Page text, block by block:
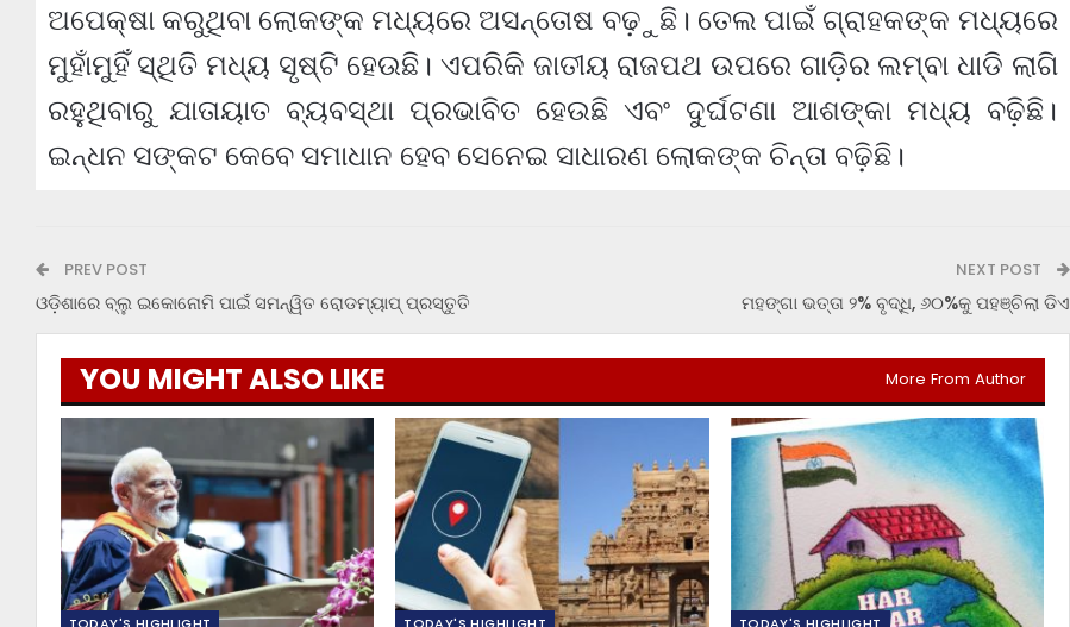
ଅପେକ୍ଷା କରୁଥିବା ଲୋକଙ୍କ ମଧ୍ୟରେ ଅସନ୍ତୋଷ ବଢ଼ୁଛି। ତେଲ ପାଇଁ ଗ୍ରାହକଙ୍କ ମଧ୍ୟରେ
ମୁହାଁମୁହିଁ ସ୍ଥିତି ମଧ୍ୟ ସୃଷ୍ଟି ହେଉଛି। ଏପରିକି ଜାତୀୟ ରାଜପଥ ଉପରେ ଗାଡ଼ିର ଲମ୍ବା ଧାଡି ଲାଗି
ରହୁଥିବାରୁ ଯାତାୟାତ ବ୍ୟବସ୍ଥା ପ୍ରଭାବିତ ହେଉଛି ଏବଂ ଦୁର୍ଘଟଣା ଆଶଙ୍କା ମଧ୍ୟ ବଢ଼ିଛି।
ଇନ୍ଧନ ସଙ୍କଟ କେବେ ସମାଧାନ ହେବ ସେନେଇ ସାଧାରଣ ଲୋକଙ୍କ ଚିନ୍ତା ବଢ଼ିଛି।
PREV POST
ଓଡ଼ିଶାରେ ବ୍ଲୁ ଇକୋନୋମି ପାଇଁ ସମନ୍ୱିତ ରୋଡମ୍ୟାପ୍ ପ୍ରସ୍ତୁତି
NEXT POST
ମହଙ୍ଗା ଭତ୍ତା ୨% ବୃଦ୍ଧି, ୬୦%କୁ ପହଞ୍ଚିଲା ଡିଏ
YOU MIGHT ALSO LIKE More From Author